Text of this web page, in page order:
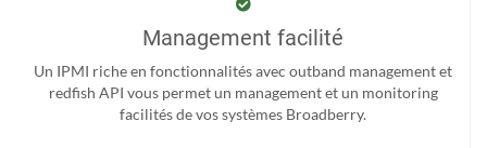
Management facilité
Un IPMI riche en fonctionnalités avec outband management et
redfish API vous permet un management et un monitoring
facilités de vos systèmes Broadberry.